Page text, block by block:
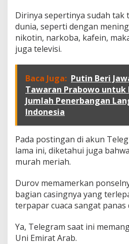
l
e
g
m
i
l
i
u
n
k
H
a
d
h
Dirinya sepertinya sudah tak
dunia, seperti dengan
nikotin, narkoba, kafein,
juga televisi.
Baca Juga: Putin Beri
Tawaran Prabowo untuk
Jumlah Penerbangan
Indonesia
Pada postingan di akun
lama ini, diketahui juga
murah meriah.
Durov memamerkan
bagian casingnya yang
terpapar cuaca sangat panas
Ya, Telegram saat ini
Uni Emirat Arab.